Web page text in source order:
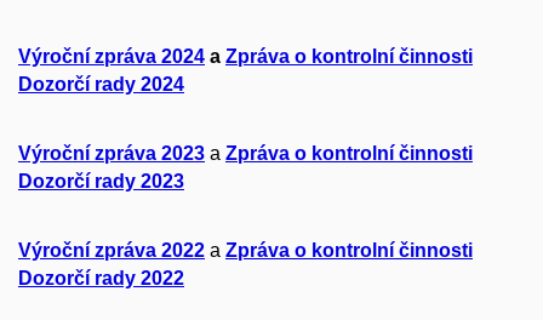
Výroční zpráva 2024 a Zpráva o kontrolní činnosti
Dozorčí rady 2024
Výroční zpráva 2023 a Zpráva o kontrolní činnosti
Dozorčí rady 2023
Výroční zpráva 2022 a Zpráva o kontrolní činnosti
Dozorčí rady 2022